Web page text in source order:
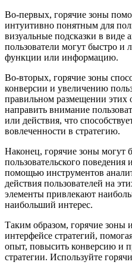
Во-первых, горячие зоны
интуитивно понятным для
визуальные подсказки в виде
пользователи могут быстро и
функции или информацию.
Во-вторых, горячие зоны
конверсии и увеличению
правильном размещении этих
направить внимание
или действия, что
вовлеченности в стратегию.
Наконец, горячие зоны могут
пользовательского
помощью инструментов
действия пользователей на
элементы привлекают
наибольший интерес.
Таким образом, горячие зоны
интерфейсе стратегий,
опыт, повысить конверсию и
стратегии. Используйте